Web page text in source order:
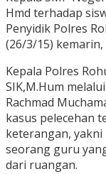
Hmd terhadap
Penyidik Polres
(26/3/15)
Kepala Polres
SIK,M.Hum
Rachmad
kasus pelecehan
keterangan,
seorang guru
dari ruangan.